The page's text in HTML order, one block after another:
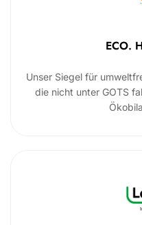
ECO.
Unser Siegel für
die nicht unter GOTS